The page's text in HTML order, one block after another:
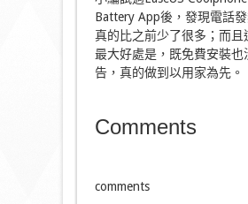
Battery App後，發現電話
真的比之前少了很多；而且
最大好處是，既免費安裝也
告，真的做到以用家為先。
Comments
comments